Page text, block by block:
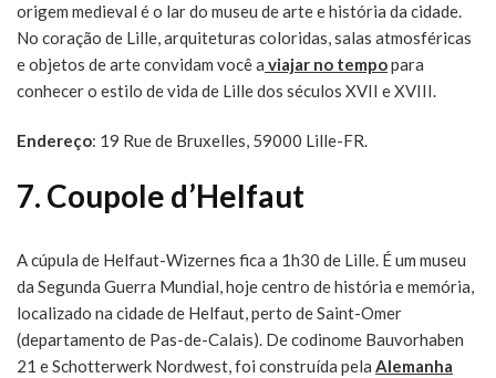
origem medieval é o lar do museu de arte e história da cidade.
No coração de Lille, arquiteturas coloridas, salas atmosféricas
e objetos de arte convidam você a viajar no tempopara
conhecer o estilo de vida de Lille dos séculos XVII e XVIII.
Endereço: 19 Rue de Bruxelles, 59000 Lille-FR.
7. Coupole d’Helfaut
A cúpula de Helfaut-Wizernes fica a 1h30 de Lille. É um museu
da Segunda Guerra Mundial, hoje centro de história e memória,
localizado na cidade de Helfaut, perto de Saint-Omer
(departamento de Pas-de-Calais). De codinome Bauvorhaben
21 e Schotterwerk Nordwest, foi construída pela Alemanha